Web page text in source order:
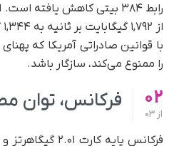
رابط ۳۸۴ بیتی کاهش یافته
را ممنوع می‌کند، سازگار باشد.
02
از
فرکانس، توان